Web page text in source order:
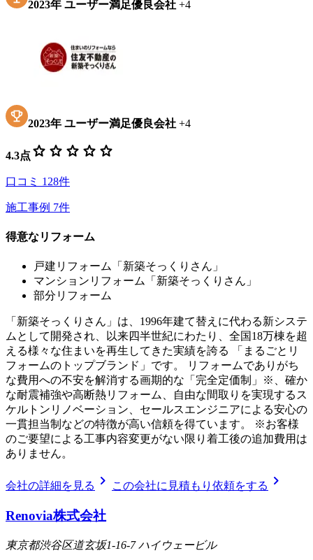
2023年 ユーザー満足優良会社 +4
2023年 ユーザー満足優良会社 +4
4.3点 star star star star star
口コミ 128件
施工事例 7件
得意なリフォーム
戸建リフォーム「新築そっくりさん」
マンションリフォーム「新築そっくりさん」
部分リフォーム
「新築そっくりさん」は、1996年建て替えに代わる新システ
ムとして開発され、以来四半世紀にわたり、全国18万棟を超
える様々な住まいを再生してきた実績を誇る 「まるごとリ
フォームのトップブランド」です。 リフォームでありがち
な費用への不安を解消する画期的な「完全定価制」※、確か
な耐震補強や高断熱リフォーム、自由な間取りを実現するス
ケルトンリノベーション、セールスエンジニアによる安心の
一貫担当制などの特徴が高い信頼を得ています。 ※お客様
のご要望による工事内容変更がない限り着工後の追加費用は
ありません。
会社の詳細を見る chevron_right この会社に見積もり依頼をする chevron_right
Renovia株式会社
東京都渋谷区道玄坂1-16-7 ハイウェービル